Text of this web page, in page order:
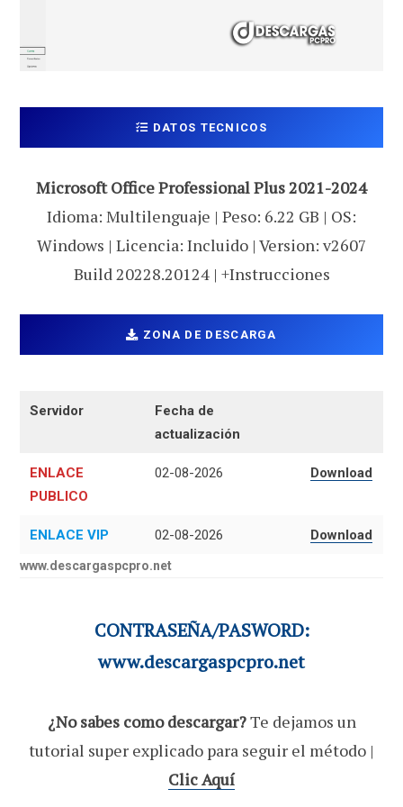
DATOS TECNICOS
Microsoft Office Professional Plus 2021-2024
Idioma: Multilenguaje | Peso: 6.22 GB | OS:
Windows | Licencia: Incluido | Version: v2607
Build 20228.20124 | +Instrucciones
ZONA DE DESCARGA
Servidor
Fecha de
actualización
ENLACE
PUBLICO
02-08-2026 Download
ENLACE VIP 02-08-2026 Download
www.descargaspcpro.net
CONTRASEÑA/PASWORD:
www.descargaspcpro.net
¿No sabes como descargar?Te dejamos un
tutorial super explicado para seguir el método |
Clic Aquí